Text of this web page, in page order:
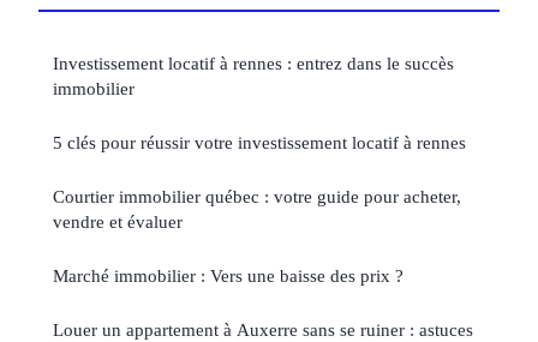
Investissement locatif à rennes : entrez dans le succès
immobilier
5 clés pour réussir votre investissement locatif à rennes
Courtier immobilier québec : votre guide pour acheter,
vendre et évaluer
Marché immobilier : Vers une baisse des prix ?
Louer un appartement à Auxerre sans se ruiner : astuces